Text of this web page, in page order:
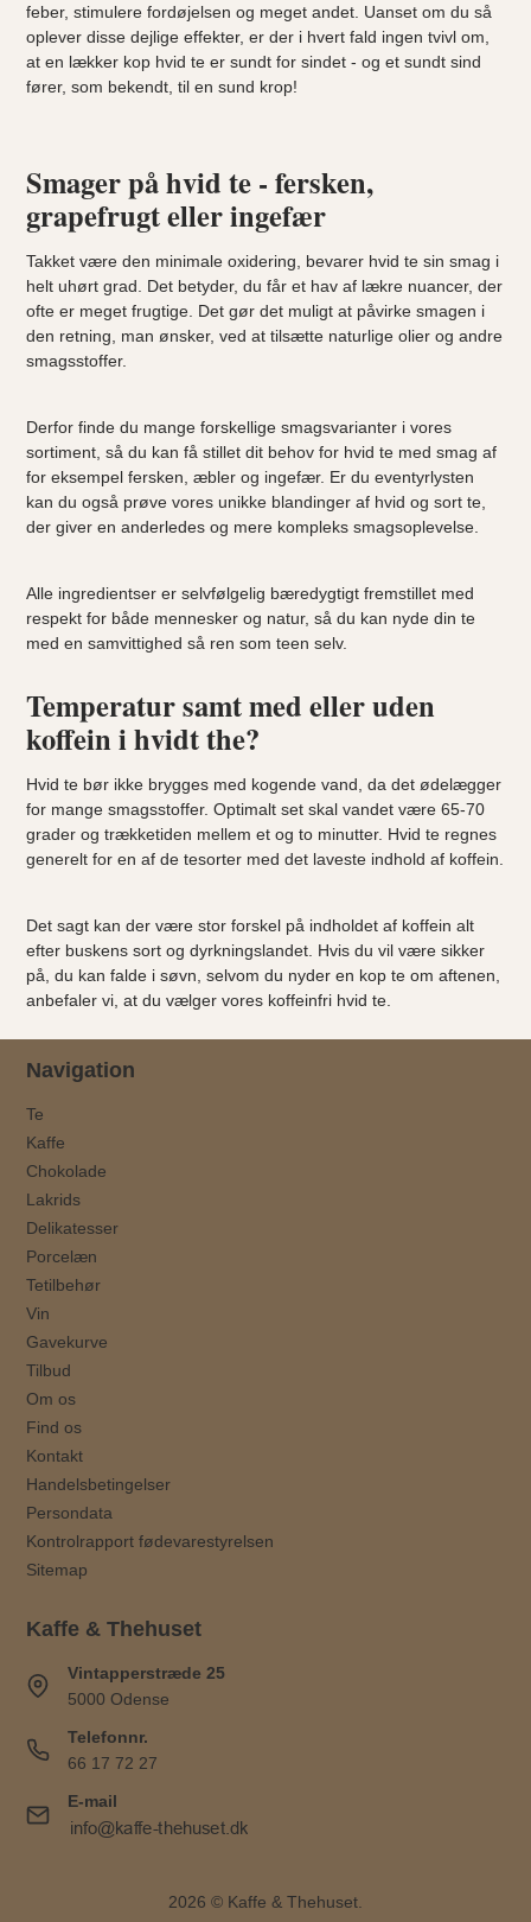
feber, stimulere fordøjelsen og meget andet. Uanset om du så
oplever disse dejlige effekter, er der i hvert fald ingen tvivl om,
at en lækker kop hvid te er sundt for sindet - og et sundt sind
fører, som bekendt, til en sund krop!
Smager på hvid te - fersken,
grapefrugt eller ingefær
Takket være den minimale oxidering, bevarer hvid te sin smag i
helt uhørt grad. Det betyder, du får et hav af lækre nuancer, der
ofte er meget frugtige. Det gør det muligt at påvirke smagen i
den retning, man ønsker, ved at tilsætte naturlige olier og andre
smagsstoffer.
Derfor finde du mange forskellige smagsvarianter i vores
sortiment, så du kan få stillet dit behov for hvid te med smag af
for eksempel fersken, æbler og ingefær. Er du eventyrlysten
kan du også prøve vores unikke blandinger af hvid og sort te,
der giver en anderledes og mere kompleks smagsoplevelse.
Alle ingredientser er selvfølgelig bæredygtigt fremstillet med
respekt for både mennesker og natur, så du kan nyde din te
med en samvittighed så ren som teen selv.
Temperatur samt med eller uden
koffein i hvidt the?
Hvid te bør ikke brygges med kogende vand, da det ødelægger
for mange smagsstoffer. Optimalt set skal vandet være 65-70
grader og trækketiden mellem et og to minutter. Hvid te regnes
generelt for en af de tesorter med det laveste indhold af koffein.
Det sagt kan der være stor forskel på indholdet af koffein alt
efter buskens sort og dyrkningslandet. Hvis du vil være sikker
på, du kan falde i søvn, selvom du nyder en kop te om aftenen,
anbefaler vi, at du vælger vores koffeinfri hvid te.
Navigation
Te
Kaffe
Chokolade
Lakrids
Delikatesser
Porcelæn
Tetilbehør
Vin
Gavekurve
Tilbud
Om os
Find os
Kontakt
Handelsbetingelser
Persondata
Kontrolrapport fødevarestyrelsen
Sitemap
Kaffe & Thehuset
Vintapperstræde 25
5000 Odense
Telefonnr.
66 17 72 27
E-mail
2026 © Kaffe & Thehuset.